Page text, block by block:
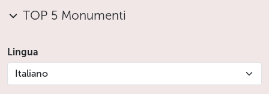
TOP 5 Monumenti
Lingua
Italiano